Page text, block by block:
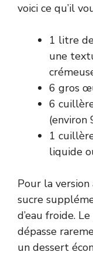
voici ce qu’il
1 litre
une
6 gros
6
(environ
1
liquide
Pour la
sucre
d’eau froide.
dépasse
un dessert